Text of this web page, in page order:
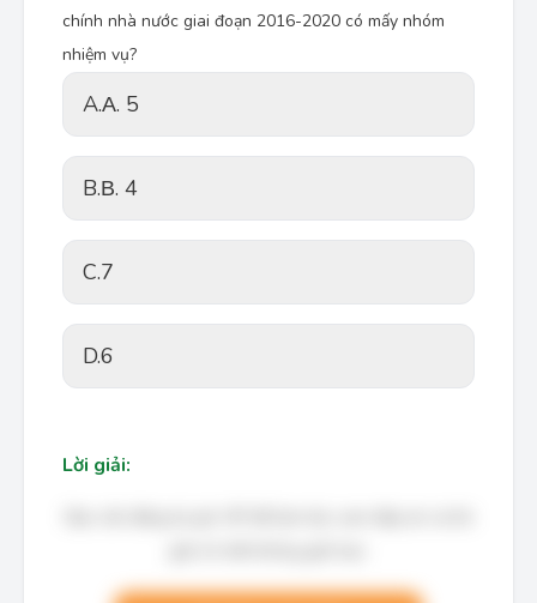
chính nhà nước giai đoạn 2016-2020 có mấy nhóm
nhiệm vụ?
A.Α. 5
B.Β. 4
C.7
D.6
Lời giải: